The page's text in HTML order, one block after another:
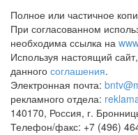
Полное или частичное
При согласованном
необходима ссылка на
Используя настоящий
данного соглашения.
Электронная почта:
рекламного отдела:
140170, Россия, г.
Телефон/факс: +7 (496)